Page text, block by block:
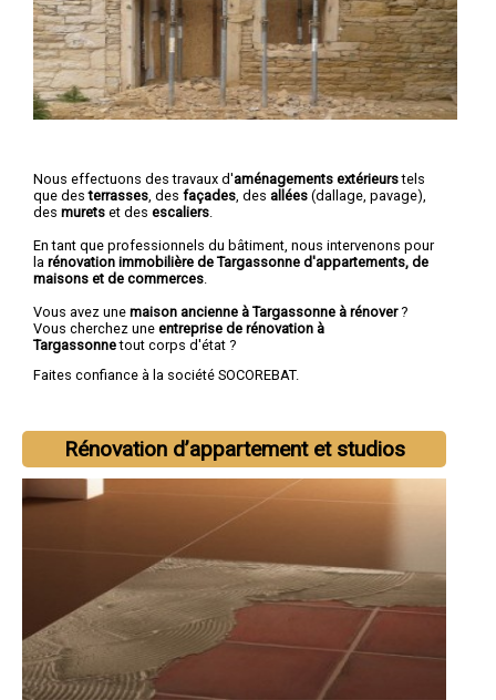
Nous effectuons des travaux d'aménagements extérieurstels
que desterrasses , des façades , des allées (dallage, pavage),
des murets et des escaliers
En tant que professionnels du bâtiment, nous intervenons pour
la rénovation immobilière de Targassonne d'appartements, de
maisons et de commerces
Vous avez une maison ancienne à Targassonne à rénover?
Vous cherchez une entreprise de rénovation à
Targassonnetout corps d'état ?
Faites confiance à la société SOCOREBAT.
Rénovation d’appartement et studios